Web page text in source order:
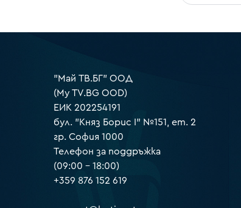
"Май ТВ.БГ" ООД
(My TV.BG OOD)
ЕИК 202254191
бул. "Княз Борис I" №151, ет. 2
гр. София 1000
Телефон за поддръжка
(09:00 – 18:00)
+359 876 152 619